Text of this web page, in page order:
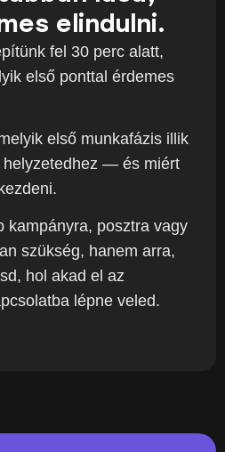
elindulni.
fel 30 perc alatt,
első ponttal érdemes
első munkafázis illik
helyzetedhez — és miért
kampányra, posztra vagy
szükség, hanem arra,
hol akad el az
lépne veled.